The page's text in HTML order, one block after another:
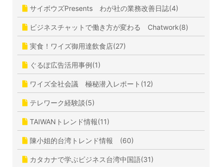
サイボウズPresents わが社の業務改善日誌(4)
ビジネスチャットで働き方が変わる Chatwork(8)
実食！ワイズ御用達飲食店(27)
ぐるぽ広告活用事例(1)
ワイズ全社会議 極秘潜入レポート(12)
テレワーク経験談(5)
TAIWANトレンド情報(11)
陳小姐的台湾トレンド情報 (60)
カタカナで学ぶビジネス台湾中国語(31)